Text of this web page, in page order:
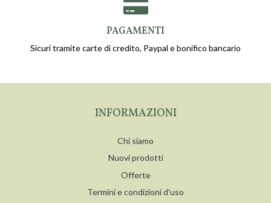
PAGAMENTI
Sicuri tramite carte di credito, Paypal e bonifico bancario
INFORMAZIONI
Chi siamo
Nuovi prodotti
Offerte
Termini e condizioni d'uso